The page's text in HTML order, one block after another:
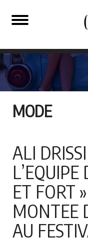
MODE
ALI
ET FORT
MONTEE
AU